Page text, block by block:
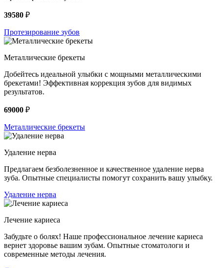
39580 ₽
Протезирование зубов
Металлические брекеты
Добейтесь идеальной улыбки с мощными металлическими
брекетами! Эффективная коррекция зубов для видимых
результатов.
69000 ₽
Металлические брекеты
Удаление нерва
Предлагаем безболезненное и качественное удаление нерва
зуба. Опытные специалисты помогут сохранить вашу улыбку.
Удаление нерва
Лечение кариеса
Забудьте о болях! Наше профессиональное лечение кариеса
вернет здоровье вашим зубам. Опытные стоматологи и
современные методы лечения.